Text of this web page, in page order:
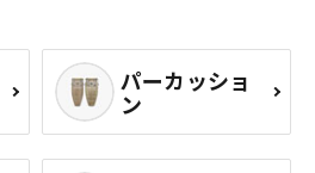
パーカッショ
ン